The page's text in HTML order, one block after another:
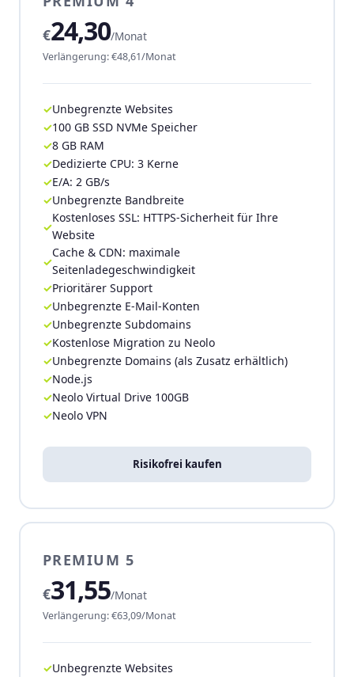
€24,30/Monat
Verlängerung: €48,61/Monat
Unbegrenzte Websites
100 GB SSD NVMe Speicher
8 GB RAM
Dedizierte CPU: 3 Kerne
E/A: 2 GB/s
Unbegrenzte Bandbreite
Kostenloses SSL: HTTPS-Sicherheit für Ihre
Website
Cache & CDN: maximale
Seitenladegeschwindigkeit
Prioritärer Support
Unbegrenzte E-Mail-Konten
Unbegrenzte Subdomains
Kostenlose Migration zu Neolo
Unbegrenzte Domains (als Zusatz erhältlich)
Node.js
Neolo Virtual Drive 100GB
Neolo VPN
Risikofrei kaufen
PREMIUM 5
€31,55/Monat
Verlängerung: €63,09/Monat
Unbegrenzte Websites